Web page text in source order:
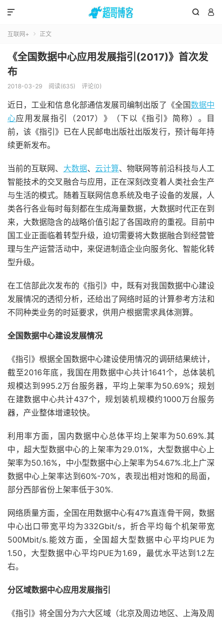
 

互联网+  正文
《全国数据中心应用发展指引(2017)》首次发
布
2018-03-29 阅读(635) 评论(0)
近日，工业和信息化部通信发展司编制出版了《全国数据中
心应用发展指引（2017）》（下以《指引》简称）。目
前，该《指引》已在人民邮电出版社出版发行，预计每年持
续更新发布。
当前的互联网、 大数据、 云计算、物联网等前沿科技与人工
智能技术的交叉融合与应用，正在深刻改变着人类社会生产
与生活的模式。随着互联网信息系统及电子设备的发展，人
类各行各业每时每刻都在生成海量数据，大数据时代正在到
来，大数据隐含的战略价值引起了各国政府的重视。目前中
国工业正面临着转型升级，迫切需要将大数据融合到经营管
理与生产运营活动中，来促进制造企业向服务化、智能化转
型升级。
在工信部此次发布的《指引》中，既有对我国数据中心建设
发展情况的透彻分析，还给出了网络时延的计算参考方法和
不同种类业务的时延要求，供用户根据需求具体测算。
全国数据中心建设发展情况
《指引》根据全国数据中心建设使用情况的调研结果统计，
截至2016年底，我国在用数据中心共计1641个，总体装机
规模达到995.2万台服务器，平均上架率为50.69%；规划
在建数据中心共计437个，规划装机规模约1000万台服务
器，产业整体增速较快。
利用率方面，国内数据中心总体平均上架率为50.69%.其
中，超大型数据中心的上架率为29.01%，大型数据中心上
架率为50.16%，中小型数据中心上架率为54.67%.北上广深
数据中心上架率达到60%-70%，表现出相对饱和的局面，
部分西部省份上架率低于30%.
网络质量方面，全国在用数据中心有47%直连骨干网，数据
中心出口带宽平均为332Gbit/s，折合平均每个机架带宽
500Mbit/s.能效方面，全国超大型数据中心平均PUE为
1.50，大型数据中心平均PUE为1.69，最优水平达到1.2左
右。
分区域数据中心应用发展指引
《指引》将全国分为六大区域（北京及周边地区、上海及周